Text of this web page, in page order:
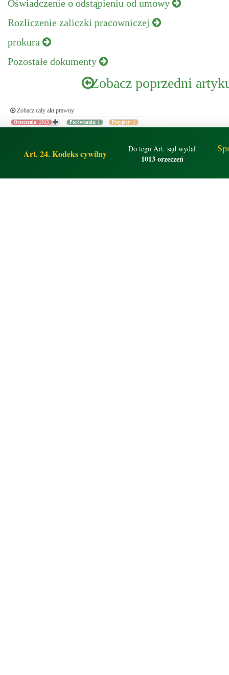
Oświadczenie o odstąpieniu od umowy
Rozliczenie zaliczki pracowniczej
prokura
Pozostałe dokumenty
Zobacz poprzedni
Zobacz cały akt prawny
Orzeczenia: 1013 Porównania: 1 Przypisy: 1
Art. 24. Kodeks cywilny Do tego Art. sąd wydał
1013 orzeczeń